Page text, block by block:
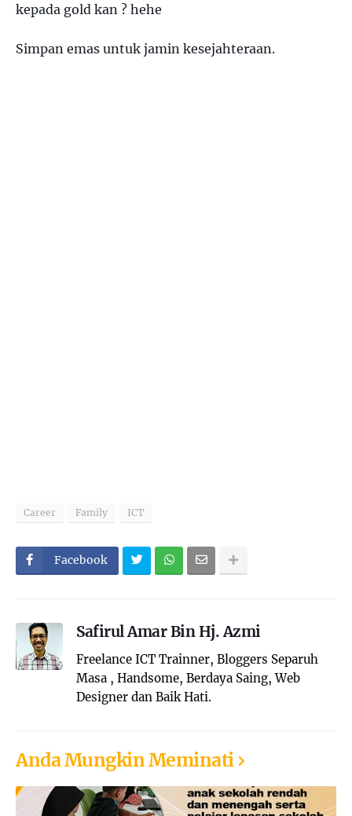
kepada gold kan ? hehe
Simpan emas untuk jamin kesejahteraan.
Career Family ICT
Facebook
Safirul Amar Bin Hj. Azmi
Freelance ICT Trainner, Bloggers Separuh
Masa , Handsome, Berdaya Saing, Web
Designer dan Baik Hati.
Anda Mungkin Meminati